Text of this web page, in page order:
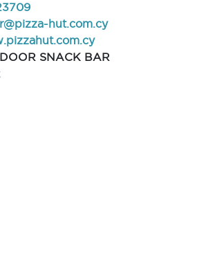
hut.com.cy
SNACK BAR